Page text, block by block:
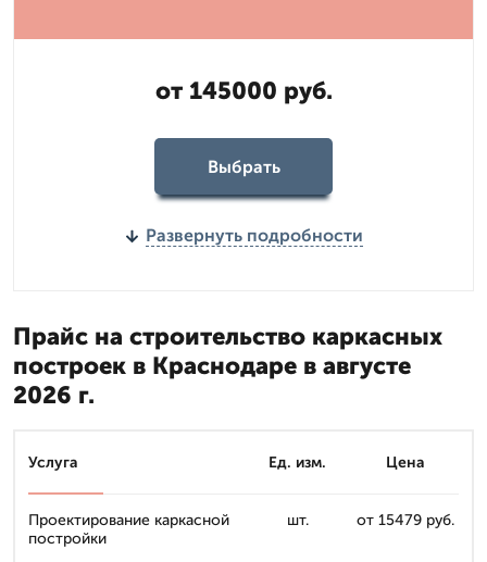
от 145000 руб.
Выбрать
Развернуть подробности
Прайс на строительство каркасных
построек в Краснодаре в августе
2026 г.
Услуга Ед. изм. Цена
Проектирование каркасной
постройки
шт. от 15479 руб.